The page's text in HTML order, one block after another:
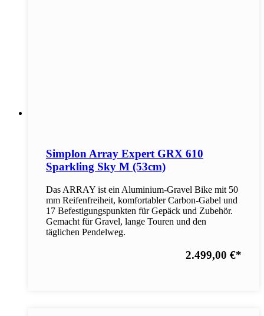
Simplon Array Expert GRX 610
Sparkling Sky M (53cm)
Das ARRAY ist ein Aluminium-Gravel Bike mit 50
mm Reifenfreiheit, komfortabler Carbon-Gabel und
17 Befestigungspunkten für Gepäck und Zubehör.
Gemacht für Gravel, lange Touren und den
täglichen Pendelweg.
2.499,00 €*